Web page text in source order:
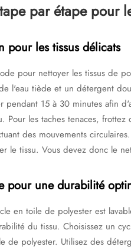
par étape pour
pour les tissus délicats
pour nettoyer les tissus de
l'eau tiède et un détergent
pendant 15 à 30 minutes afin
Pour les taches tenaces,
des mouvements
le tissu. Vous devez donc le
pour une durabilité
en toile de polyester est
du tissu. Choisissez un
de polyester. Utilisez des